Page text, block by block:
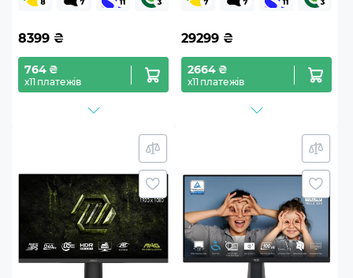
8399 ₴
764 ₴
х11 платежів
29299 ₴
2664 ₴
х11 платежів